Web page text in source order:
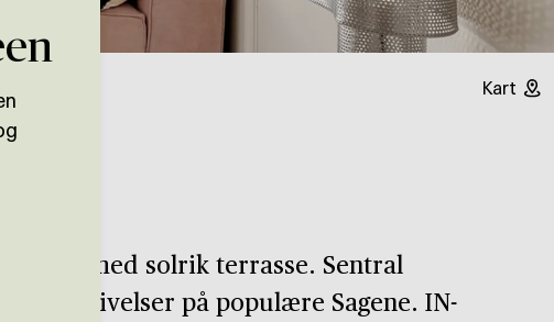
Kart
2-R med solrik terrasse. Sentral
omgivelser på populære Sagene. IN-